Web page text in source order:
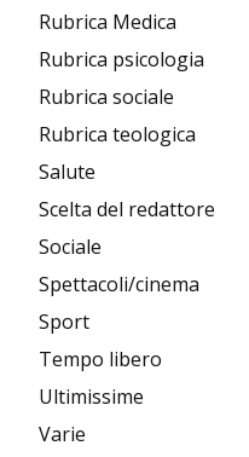
Rubrica Medica
Rubrica psicologia
Rubrica sociale
Rubrica teologica
Salute
Scelta del redattore
Sociale
Spettacoli/cinema
Sport
Tempo libero
Ultimissime
Varie